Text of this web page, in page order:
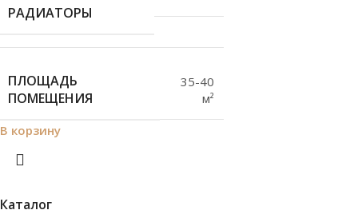
Каталог
РАДИАТОРЫ
ПЛОЩАДЬ
ПОМЕЩЕНИЯ
35-40
м²
В корзину